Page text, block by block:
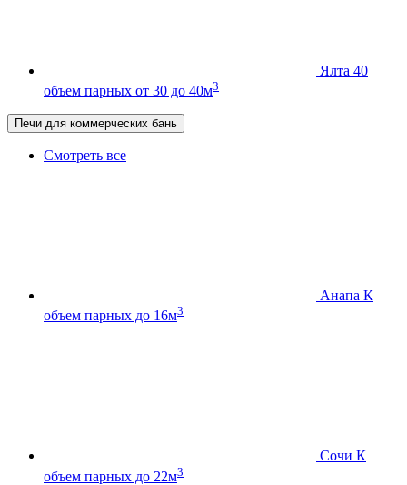
Ялта 40
объем парных от 30 до 40м3
Печи для коммерческих бань
Смотреть все
Анапа К
объем парных до 16м3
Сочи К
объем парных до 22м3